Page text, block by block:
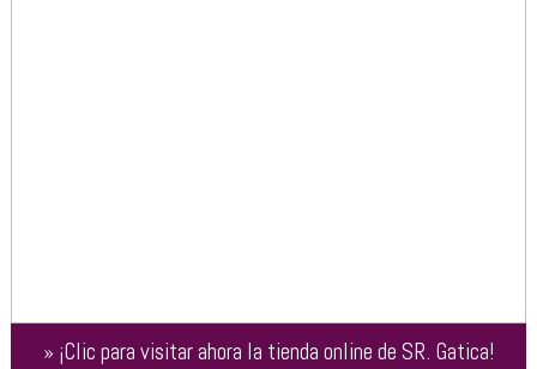
» ¡Clic para visitar ahora la tienda online de SR. Gatica!